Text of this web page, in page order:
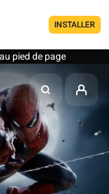
INSTALLER
pied de page